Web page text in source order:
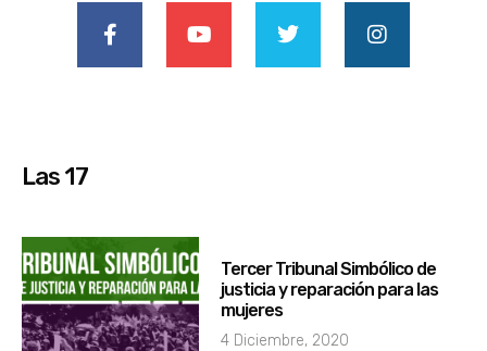
Las 17
Tercer Tribunal Simbólico de
justicia y reparación para las
mujeres
4 Diciembre, 2020